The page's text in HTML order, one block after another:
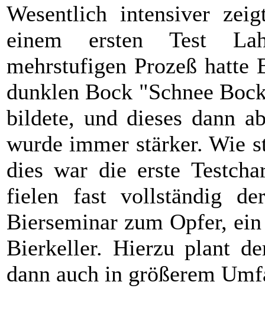
Wesentlich intensiver
einem ersten Test
mehrstufigen Prozeß hatte
dunklen Bock "Schnee
bildete, und dieses dann
wurde immer stärker. Wie
dies war die erste
fielen fast vollständig
Bierseminar zum Opfer,
Bierkeller. Hierzu plant
dann auch in größerem